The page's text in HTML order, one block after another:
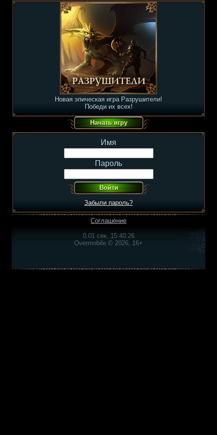
Новая эпическая игра Разрушители!
Победи их всех!
Имя
Пароль
Забыли пароль?
Соглашение
0.01 сек, 15:40:26
Overmobile © 2026, 16+